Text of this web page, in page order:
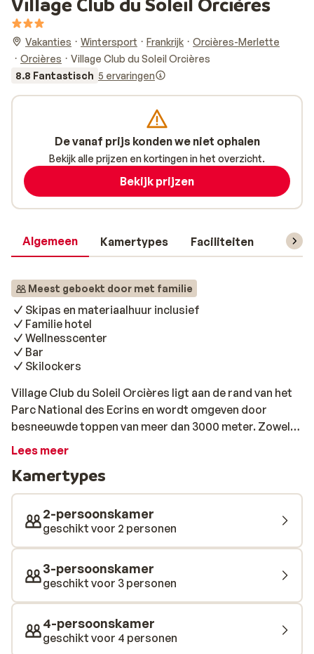
Vakanties Wintersport Frankrijk
Orcières-Merlette
Orcières
Village Club du Soleil Orcières
8.8 Fantastisch 5 ervaringen
Algemeen Kamertypes Faciliteiten
Meest geboekt door met familie
Skipas en materiaalhuur inclusief
Familie hotel
Wellnesscenter
Bar
Skilockers
Village Club du Soleil Orcières ligt aan de rand van het
Parc National des Ecrins en wordt omgeven door
besneeuwde toppen van meer dan 3000 meter. Zowel
de piste als het centrum liggen op 300 meter afstand.
en zelf wil ontspannen ben je hier aan het juiste adres.
Zowel ontbijt, lunch als diner zijn hier verzorgd en het is
slechts een kwestie van aanschuiven aan tafel. De
avond sluit je af in de bar met een drankje in je hand en
verschillende shows. Hier vind je alle ingrediënten voor
een uniek verblijf in de Alpen. Bij een verblijf is een 6-
daagse skipas en materiaalhuur inclusief.
Lees meer
Kamertypes
2-persoonskamer
geschikt voor 2 personen
3-persoonskamer
geschikt voor 3 personen
4-persoonskamer
geschikt voor 4 personen
De vanaf prijs konden we niet ophalen
Bekijk alle prijzen en kortingen in het overzicht.
Bekijk prijzen